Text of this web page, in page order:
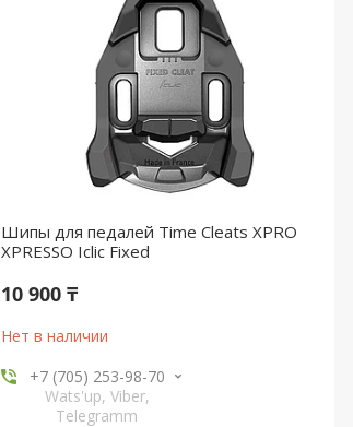
Шипы для педалей Time Cleats XPRO
XPRESSO Iclic Fixed
10 900 ₸
Нет в наличии
+7 (705) 253-98-70
Wats'up, Viber,
Telegramm